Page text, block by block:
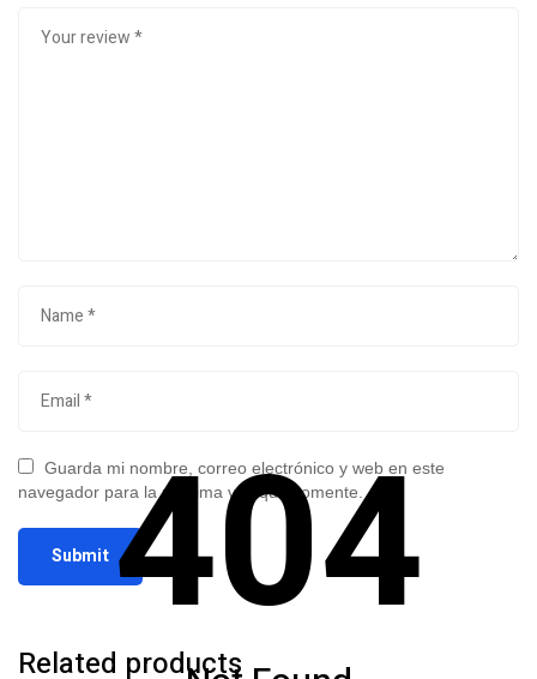
Guarda mi nombre, correo electrónico y web en este
navegador para la próxima vez que comente.
Related products
404